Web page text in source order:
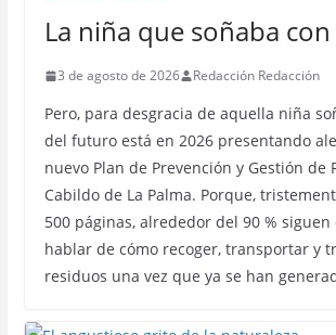
La niña que soñaba
3 de agosto de 2026 Redacción Redacción
Pero, para desgracia de aquella niña
del futuro está en 2026 presentando
nuevo Plan de Prevención y Gestión de
Cabildo de La Palma. Porque,
500 páginas, alrededor del 90 % siguen
hablar de cómo recoger, transportar y
residuos una vez que ya se han